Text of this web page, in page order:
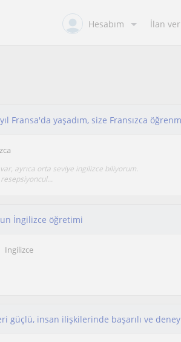
Hesabım İlan ver
ayrıca orta seviye ingilizce biliyorum.
İngilizce öğretimi
Ingilizce